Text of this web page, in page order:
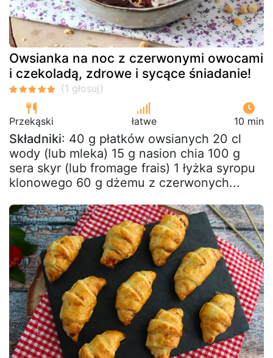
Owsianka na noc z czerwonymi owocami
i czekoladą, zdrowe i sycące śniadanie!
Przekąski łatwe 10 min
Składniki: 40 g płatków owsianych 20 cl
wody (lub mleka) 15 g nasion chia 100 g
sera skyr (lub fromage frais) 1 łyżka syropu
klonowego 60 g dżemu z czerwonych...